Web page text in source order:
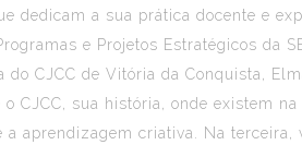
dedicam a sua prática docente e
e Projetos Estratégicos da
do CJCC de Vitória da Conquista,
CJCC, sua história, onde existem
a aprendizagem criativa. Na